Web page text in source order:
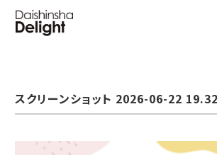
スクリーンショット 2026-06-22